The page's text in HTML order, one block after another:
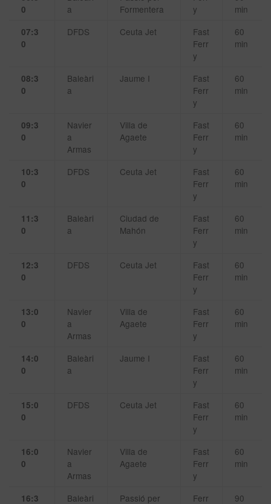
0
a
Formentera
y
min
07:3
0
DFDS Ceuta Jet
Fast
Ferr
y
60
min
08:3
0
Baleàri
a
Jaume I
Fast
Ferr
y
60
min
09:3
0
Navier
a
Armas
Villa de
Agaete
Fast
Ferr
y
60
min
10:3
0
DFDS Ceuta Jet
Fast
Ferr
y
60
min
11:3
0
Baleàri
a
Ciudad de
Mahón
Fast
Ferr
y
60
min
12:3
0
DFDS Ceuta Jet
Fast
Ferr
y
60
min
13:0
0
Navier
a
Armas
Villa de
Agaete
Fast
Ferr
y
60
min
14:0
0
Baleàri
a
Jaume I
Fast
Ferr
y
60
min
15:0
0
DFDS Ceuta Jet
Fast
Ferr
y
60
min
16:0
0
Navier
a
Armas
Villa de
Agaete
Fast
Ferr
y
60
min
16:3
Baleàri
Passió per
Ferr
90